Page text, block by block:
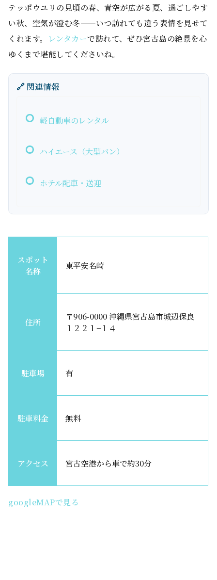
テッポウユリの見頃の春、青空が広がる夏、過ごしやす
い秋、空気が澄む冬——いつ訪れても違う表情を見せて
くれます。
レンタカーで訪れて、ぜひ宮古島の絶景を心
ゆくまで堪能してくださいね。
🔗 関連情報
軽自動車のレンタル
ハイエース（大型バン）
ホテル配車・送迎
スポット
名称
東平安名崎
住所
〒906-0000 沖縄県宮古島市城辺保良
１２２１−１４
駐車場 有
駐車料金 無料
アクセス 宮古空港から車で約30分
googleMAPで見る